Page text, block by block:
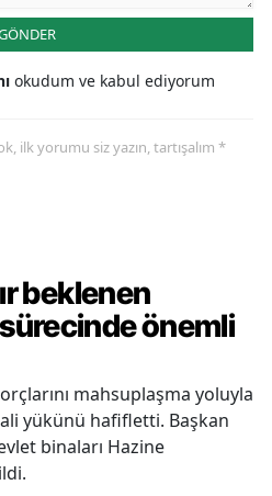
okudum ve kabul ediyorum
ilk yorumu siz yazın, tartışalım *
beklenen
önemli
mahsuplaşma yoluyla
yükünü hafifletti. Başkan
binaları Hazine